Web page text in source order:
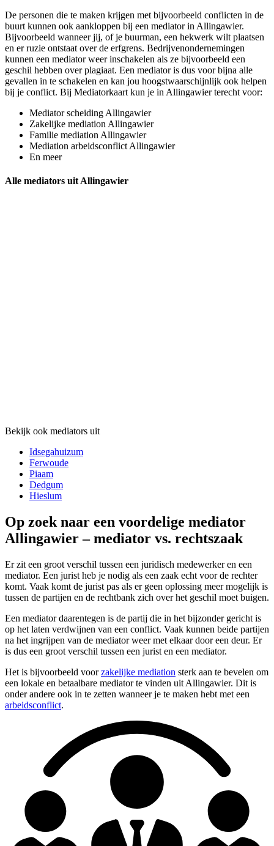
De personen die te maken krijgen met bijvoorbeeld conflicten in de
buurt kunnen ook aankloppen bij een mediator in Allingawier.
Bijvoorbeeld wanneer jij, of je buurman, een hekwerk wilt plaatsen
en er ruzie ontstaat over de erfgrens. Bedrijvenondernemingen
kunnen een mediator weer inschakelen als ze bijvoorbeeld een
geschil hebben over plagiaat. Een mediator is dus voor bijna alle
gevallen in te schakelen en kan jou hoogstwaarschijnlijk ook helpen
bij je conflict. Bij Mediatorkaart kun je in Allingawier terecht voor:
Mediator scheiding Allingawier
Zakelijke mediation Allingawier
Familie mediation Allingawier
Mediation arbeidsconflict Allingawier
En meer
Alle mediators uit Allingawier
Bekijk ook mediators uit
Idsegahuizum
Ferwoude
Piaam
Dedgum
Hieslum
Op zoek naar een voordelige mediator
Allingawier – mediator vs. rechtszaak
Er zit een groot verschil tussen een juridisch medewerker en een
mediator. Een jurist heb je nodig als een zaak echt voor de rechter
komt. Vaak komt de jurist pas als er geen oplossing meer mogelijk is
tussen de partijen en de rechtbank zich over het geschil moet buigen.
Een mediator daarentegen is de partij die in het bijzonder gericht is
op het laten verdwijnen van een conflict. Vaak kunnen beide partijen
na het ingrijpen van de mediator weer met elkaar door een deur. Er
is dus een groot verschil tussen een jurist en een mediator.
Het is bijvoorbeeld voorzakelijke mediation sterk aan te bevelen om
een lokale en betaalbare mediator te vinden uit Allingawier. Dit is
onder andere ook in te zetten wanneer je te maken hebt met een
arbeidsconflict.